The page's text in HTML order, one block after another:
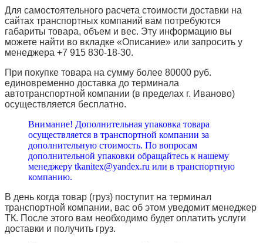
Для самостоятельного расчета стоимости доставки на
сайтах транспортных компаний вам потребуются
габариты товара, объем и вес. Эту информацию вы
можете найти во вкладке «Описание» или запросить у
менеджера +7 915 830-18-30.
При покупке товара на сумму более 80000 руб.
единовременно доставка до терминала
автотранспортной компании (в пределах г. Иваново)
осуществляется бесплатно.
Внимание! Дополнительная упаковка товара
осуществляется в транспортной компании за
дополнительную стоимость. По вопросам
дополнительной упаковки обращайтесь к нашему
менеджеру tkanitex@yandex.ru или в транспортную
компанию.
В день когда товар (груз) поступит на терминал
транспортной компании, вас об этом уведомит менеджер
ТК. После этого вам необходимо будет оплатить услуги
доставки и получить груз.